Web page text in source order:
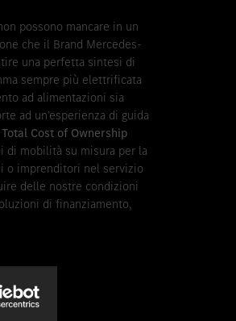
possono mancare in un
che il Brand Mercedes-
una perfetta sintesi di
sempre più elettrificata
ad alimentazioni sia
ad un’esperienza di guida
Cost of Ownership
di mobilità su misura per la
o imprenditori nel servizio
delle nostre condizioni
di finanziamento,